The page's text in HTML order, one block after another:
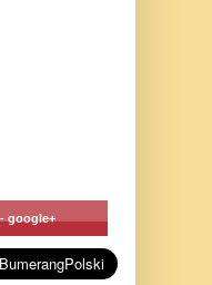
google+